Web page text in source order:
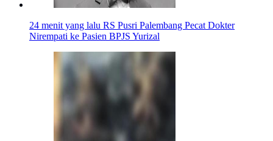
24 menit yang lalu RS Pusri Palembang Pecat Dokter
Nirempati ke Pasien BPJS Yurizal